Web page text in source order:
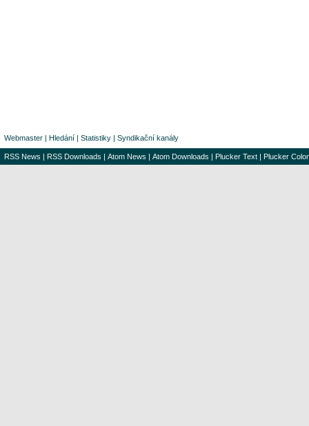
Webmaster | Hledání | Statistiky | Syndikační kanály
RSS News | RSS Downloads | Atom News | Atom Downloads | Plucker Text | Plucker Color